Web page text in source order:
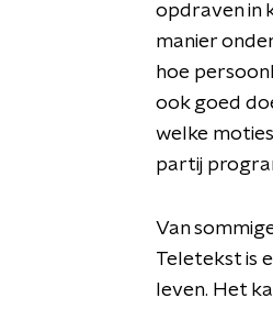
opdraven in
manier
hoe
ook goed
welke
partij
Van
Teletekst is
leven. Het